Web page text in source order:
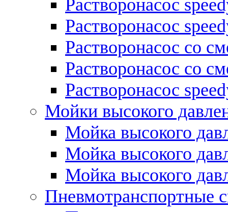
Растворонасос
Растворонасос
Растворонасос со
Растворонасос со
Растворонасос
Мойки высокого
Мойка высокого
Мойка высокого
Мойка высокого
Пневмотранспортные